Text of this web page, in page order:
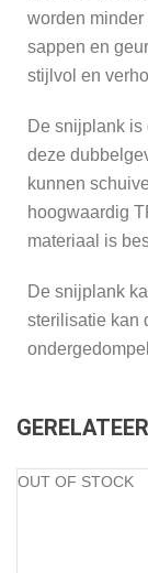
worden
sappen en
stijlvol en
De snijplank is
deze
kunnen
hoogwaardig
materiaal is
De snijplank
sterilisatie kan
OUT OF STOCK